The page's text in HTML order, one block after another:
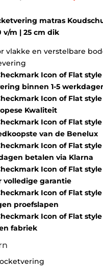
was:
€199,00.
matras
v/m | 25 cm dik
vlakke en verstelbare
binnen 1-5
Kwaliteit
van de Benelux
betalen via Klarna
volledige garantie
proefslapen
fabriek